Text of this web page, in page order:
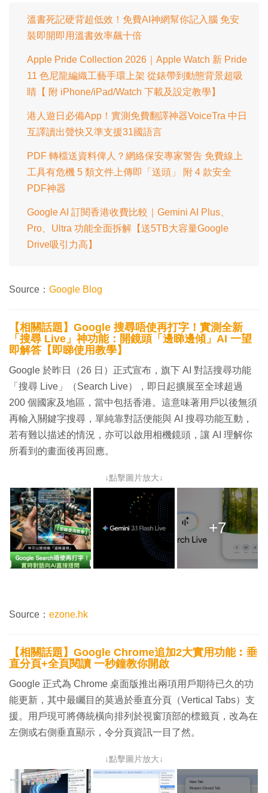
0
%
溫書死記硬背超低效！免費AI神網幫你記入腦 免安
裝即開即用溫書效率飆十倍
Apple Pride Collection 2026｜Apple Watch 新 Pride
11 色尼龍編織工藝手環上架 從錶帶到動態背景超吸
睛【 附 iPhone/iPad/Watch 下載及設定教學】
港人遊日必備App！實測免費翻譯神器VoiceTra 中日
互譯讀出聲快又準支援31國語言
PDF 轉檔送資料俾人？網絡保安專家警告 免費線上
工具有危機 5 類文件上傳即「送頭」 附 4 款安全
PDF神器
Google AI 訂閱香港收費比較｜Gemini AI Plus、
Pro、Ultra 功能全面拆解【送5TB大容量Google
Drive吸引力高】
Source： Google Blog
【相關話題】Google 搜尋唔使再打字！實測全新
「搜尋 Live」神功能：開鏡頭「邊睇邊傾」AI 一望
即解答【即睇使用教學】
Google 於昨日（26 日）正式宣布，旗下 AI 對話搜尋功能
「搜尋 Live」（Search Live），即日起擴展至全球超過
200 個國家及地區，當中包括香港。這意味著用戶以後無須
再輸入關鍵字搜尋，單純靠對話便能與 AI 搜尋功能互動，
若有難以描述的情況，亦可以啟用相機鏡頭，讓 AI 理解你
所看到的畫面後再回應。
↓點擊圖片放大↓
+7
Source： ezone.hk
【相關話題】Google Chrome追加2大實用功能︰垂
直分頁+全頁閱讀 一秒鐘教你開啟
Google 正式為 Chrome 桌面版推出兩項用戶期待已久的功
能更新，其中最矚目的莫過於垂直分頁（Vertical Tabs）支
援。用戶現可將傳統橫向排列於視窗頂部的標籤頁，改為在
左側或右側垂直顯示，令分頁資訊一目了然。
↓點擊圖片放大↓